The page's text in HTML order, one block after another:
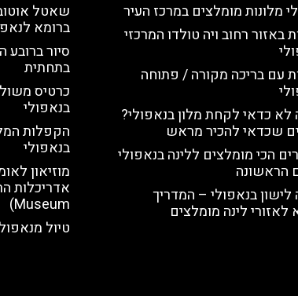
מלונות מומלצים במרכז העיר
באזור רחוב ויה טולדו המרכזי
עם בריכה מקורה / פתוחה
לא כדאי לקחת מלון בנאפולי?
שכדאי להכיר מראש
הכי מומלצים ללינה בנאפולי
הראשונה
לישון בנאפולי – המדריך
לינה מומלצים
שאטל
ברומא
סיור
בתחתית
כרטיס
בנאפולי
הקפלות
בנאפולי
מוזיאון
Museum)
טיול